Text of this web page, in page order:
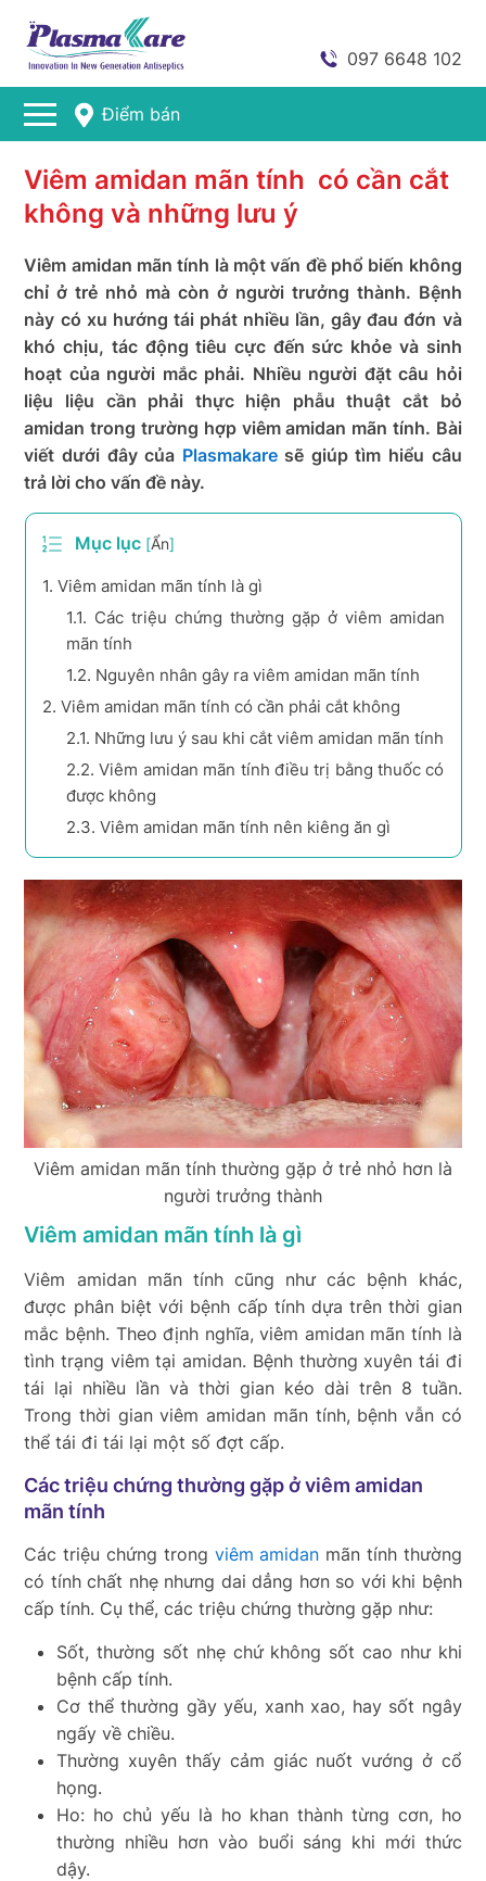
097 6648 102
Điểm bán
Viêm amidan mãn tính có cần cắt
không và những lưu ý
Viêm amidan mãn tính là một vấn đề phổ biến không
chỉ ở trẻ nhỏ mà còn ở người trưởng thành. Bệnh
này có xu hướng tái phát nhiều lần, gây đau đớn và
khó chịu, tác động tiêu cực đến sức khỏe và sinh
hoạt của người mắc phải. Nhiều người đặt câu hỏi
liệu liệu cần phải thực hiện phẫu thuật cắt bỏ
amidan trong trường hợp viêm amidan mãn tính. Bài
viết dưới đây của Plasmakaresẽ giúp tìm hiểu câu
trả lời cho vấn đề này.
Mục lục [Ẩn]
1. Viêm amidan mãn tính là gì
1.1. Các triệu chứng thường gặp ở viêm amidan
mãn tính
1.2. Nguyên nhân gây ra viêm amidan mãn tính
2. Viêm amidan mãn tính có cần phải cắt không
2.1. Những lưu ý sau khi cắt viêm amidan mãn tính
2.2. Viêm amidan mãn tính điều trị bằng thuốc có
được không
2.3. Viêm amidan mãn tính nên kiêng ăn gì
Viêm amidan mãn tính thường gặp ở trẻ nhỏ hơn là
người trưởng thành
Viêm amidan mãn tính là gì
Viêm amidan mãn tính cũng như các bệnh khác,
được phân biệt với bệnh cấp tính dựa trên thời gian
mắc bệnh. Theo định nghĩa, viêm amidan mãn tính là
tình trạng viêm tại amidan. Bệnh thường xuyên tái đi
tái lại nhiều lần và thời gian kéo dài trên 8 tuần.
Trong thời gian viêm amidan mãn tính, bệnh vẫn có
thể tái đi tái lại một số đợt cấp.
Các triệu chứng thường gặp ở viêm amidan
mãn tính
Các triệu chứng trong viêm amidan mãn tính thường
có tính chất nhẹ nhưng dai dẳng hơn so với khi bệnh
cấp tính. Cụ thể, các triệu chứng thường gặp như:
Sốt, thường sốt nhẹ chứ không sốt cao như khi
bệnh cấp tính.
Cơ thể thường gầy yếu, xanh xao, hay sốt ngây
ngấy về chiều.
Thường xuyên thấy cảm giác nuốt vướng ở cổ
họng.
Ho: ho chủ yếu là ho khan thành từng cơn, ho
thường nhiều hơn vào buổi sáng khi mới thức
dậy.